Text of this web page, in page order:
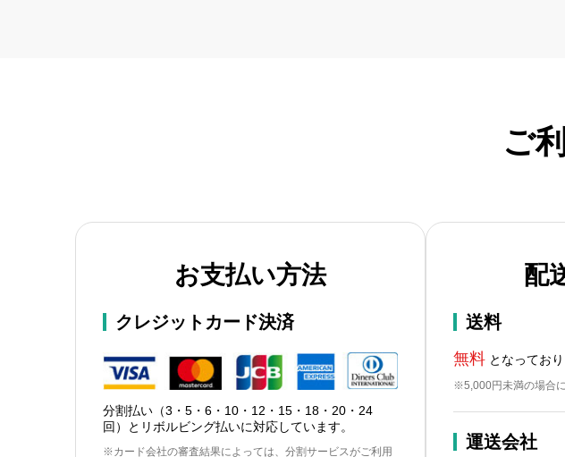
ご
お支払い方法
クレジットカード決済
分割払い（3・5・6・10・12・15・18・20・24
回）とリボルビング払いに対応しています。
※カード会社の審査結果によっては、分割サービスがご利用
配
送料
無料となっており
※5,000円未満の場合
運送会社